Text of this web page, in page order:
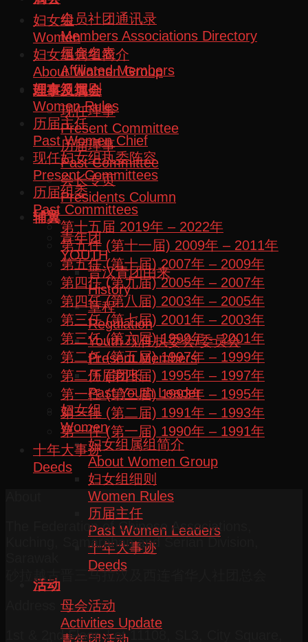
会员社团通讯录
Members Associations Directory
属会名表
Affiliated Members
理事及属会
现任理事
Present Committee
历届理事
Past Committee
会长专页
Presidents Column
辅翼
青年团
YOUTH
晋汉青团由来
History
章程
Regulation
Youth 现任执委会/委员会
Present Members
历届团长
Past Youth Leader
妇女组
Women
妇女组属组简介
About Women Group
妇女组细则
Women Rules
历届主任
Past Women Leaders
十年大事迹
Deeds
活动
母会活动
Activities Update
妇女组
Women
妇女组属组简介
About Women Group
妇女组细则
Women Rules
历届主任
Past Women Chief
现任妇女组执委阵容
Present Committees
历届组委
Past Committees
第十五届 2019年 – 2022年
第五任 (第十一届) 2009年 – 2011年
第五任 (第十届) 2007年 – 2009年
第四任 (第九届) 2005年 – 2007年
第四任 (第八届) 2003年 – 2005年
第三任 (第七届) 2001年 – 2003年
第三任 (第六届) 1999年 – 2001年
第二任 (第五届) 1997年 – 1999年
第二任 (第四届) 1995年 – 1997年
第一任 (第三届) 1993年 – 1995年
第一任 (第二届) 1991年 – 1993年
第一任 (第一届) 1990年 – 1991年
十年大事迹
Deeds
The Federation of Chinese Associations,
Kuching, Samarahan and Serian Division,
砂拉越古晋三马拉汉及西连省华人社团总会
1st & 2nd Floor, Lot 11108, SL3, City Square,